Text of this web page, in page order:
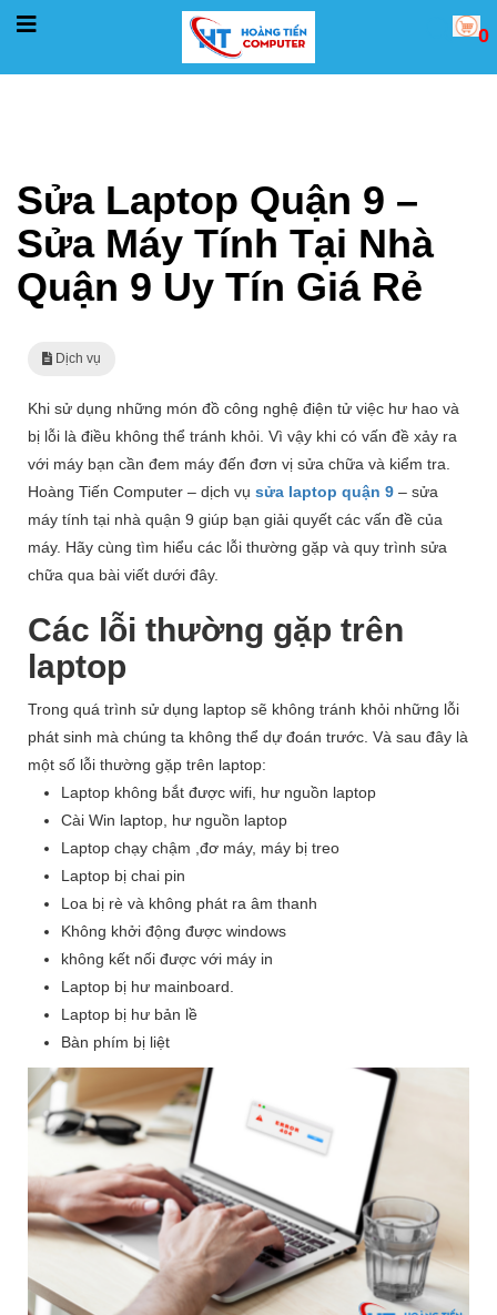
0
Sửa Laptop Quận 9 –
Sửa Máy Tính Tại Nhà
Quận 9 Uy Tín Giá Rẻ
Dịch vụ
Khi sử dụng những món đồ công nghệ điện tử việc hư hao và
bị lỗi là điều không thể tránh khỏi. Vì vậy khi có vấn đề xảy ra
với máy bạn cần đem máy đến đơn vị sửa chữa và kiểm tra.
Hoàng Tiến Computer – dịch vụ sửa laptop quận 9 – sửa
máy tính tại nhà quận 9 giúp bạn giải quyết các vấn đề của
máy. Hãy cùng tìm hiểu các lỗi thường gặp và quy trình sửa
chữa qua bài viết dưới đây.
Các lỗi thường gặp trên
laptop
Trong quá trình sử dụng laptop sẽ không tránh khỏi những lỗi
phát sinh mà chúng ta không thể dự đoán trước. Và sau đây là
một số lỗi thường gặp trên laptop:
Laptop không bắt được wifi, hư nguồn laptop
Cài Win laptop, hư nguồn laptop
Laptop chạy chậm ,đơ máy, máy bị treo
Laptop bị chai pin
Loa bị rè và không phát ra âm thanh
Không khởi động được windows
không kết nối được với máy in
Laptop bị hư mainboard.
Laptop bị hư bản lề
Bàn phím bị liệt